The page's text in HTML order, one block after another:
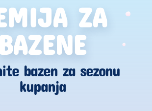
ZA
BAZENE
bazen za sezonu
kupanja